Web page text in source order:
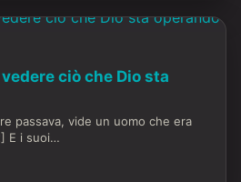
ciò che Dio sta
passava, vide un uomo che era
E i suoi…